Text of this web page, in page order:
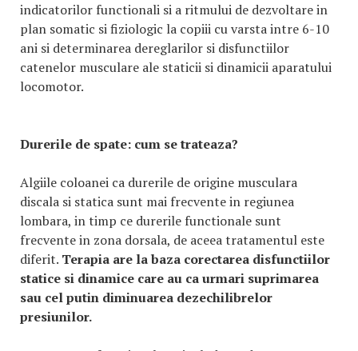
indicatorilor functionali si a ritmului de dezvoltare in
plan somatic si fiziologic la copiii cu varsta intre 6-10
ani si determinarea dereglarilor si disfunctiilor
catenelor musculare ale staticii si dinamicii aparatului
locomotor.
Durerile de spate: cum se trateaza?
Algiile coloanei ca durerile de origine musculara
discala si statica sunt mai frecvente in regiunea
lombara, in timp ce durerile functionale sunt
frecvente in zona dorsala, de aceea tratamentul este
diferit. Terapia are la baza corectarea disfunctiilor
statice si dinamice care au ca urmari suprimarea
sau cel putin diminuarea dezechilibrelor
presiunilor.